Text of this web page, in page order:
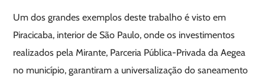
Um dos grandes exemplos deste trabalho é visto em
Piracicaba, interior de São Paulo, onde os investimentos
realizados pela Mirante, Parceria Pública-Privada da Aegea
no município, garantiram a universalização do saneamento